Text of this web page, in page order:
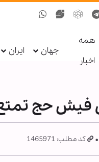
همه
اخبار
جهان ایران
فیش حج تمتع
کد مطلب: 1465971